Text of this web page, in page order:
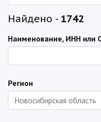
Найдено - 1742
Наименование, ИНН или
Регион